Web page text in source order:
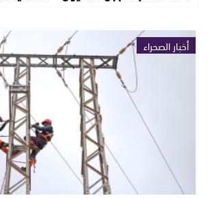
أخبار الصحراء